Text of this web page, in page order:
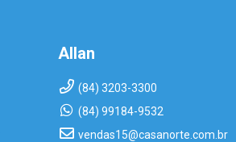
Allan
(84) 3203-3300
(84) 99184-9532
vendas15@casanorte.com.br